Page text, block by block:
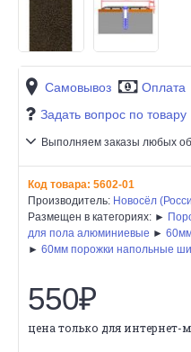
Самовывоз Оплата
Задать вопрос по товару
Выполняем заказы любых
Код товара: 5602-01
Производитель: Новосёл
Размещен в категориях: ►
для пола алюминиевые ►
► 60мм порожки напольные
550₽
цена только для интернет-